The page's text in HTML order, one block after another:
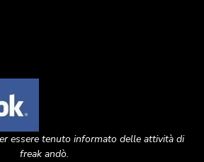
essere tenuto informato delle attività di
freak andò.